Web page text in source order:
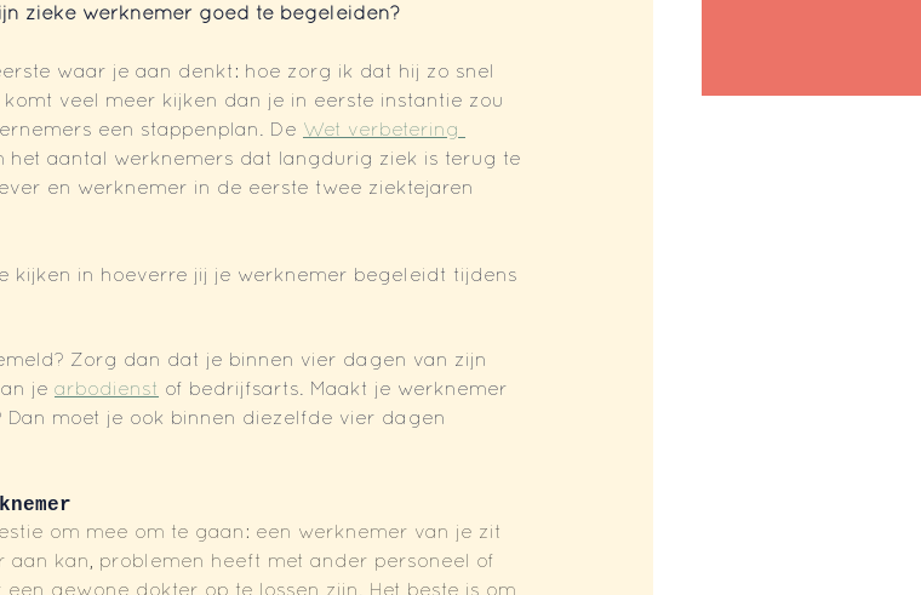
zieke werknemer goed te begeleiden?
waar je aan denkt: hoe zorg ik dat hij zo snel
veel meer kijken dan je in eerste instantie zou
een stappenplan. De Wet verbetering
het aantal werknemers dat langdurig ziek is terug te
en werknemer in de eerste twee ziektejaren
kijken in hoeverre jij je werknemer begeleidt tijdens
Zorg dan dat je binnen vier dagen van zijn
je arbodienst of bedrijfsarts. Maakt je werknemer
moet je ook binnen diezelfde vier dagen
om mee om te gaan: een werknemer van je zit
kan, problemen heeft met ander personeel of
gewone dokter op te lossen zijn. Het beste is om